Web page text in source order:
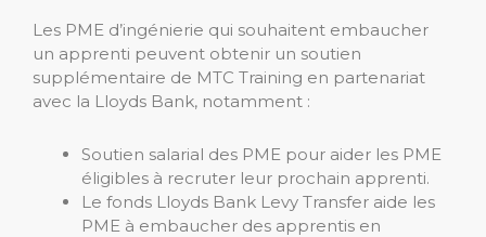
Les PME d’ingénierie qui souhaitent embaucher
un apprenti peuvent obtenir un soutien
supplémentaire de MTC Training en partenariat
avec la Lloyds Bank, notamment :
Soutien salarial des PME pour aider les PME
éligibles à recruter leur prochain apprenti.
Le fonds Lloyds Bank Levy Transfer aide les
PME à embaucher des apprentis en